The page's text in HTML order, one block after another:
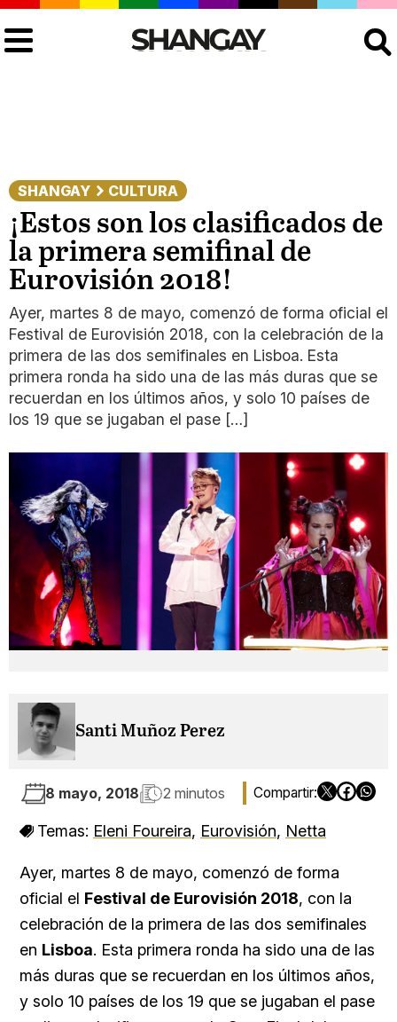
SHANGAY CULTURA
¡Estos son los clasificados de
la primera semifinal de
Eurovisión 2018!
Ayer, martes 8 de mayo, comenzó de forma oficial el
Festival de Eurovisión 2018, con la celebración de la
primera de las dos semifinales en Lisboa. Esta
primera ronda ha sido una de las más duras que se
recuerdan en los últimos años, y solo 10 países de
los 19 que se jugaban el pase […]
Santi Muñoz Perez
8 mayo, 2018 2 minutos
Temas: Eleni Foureira, Eurovisión, Netta
Ayer, martes 8 de mayo, comenzó de forma
oficial el Festival de Eurovisión 2018, con la
celebración de la primera de las dos semifinales
en Lisboa. Esta primera ronda ha sido una de las
más duras que se recuerdan en los últimos años,
y solo 10 países de los 19 que se jugaban el pase